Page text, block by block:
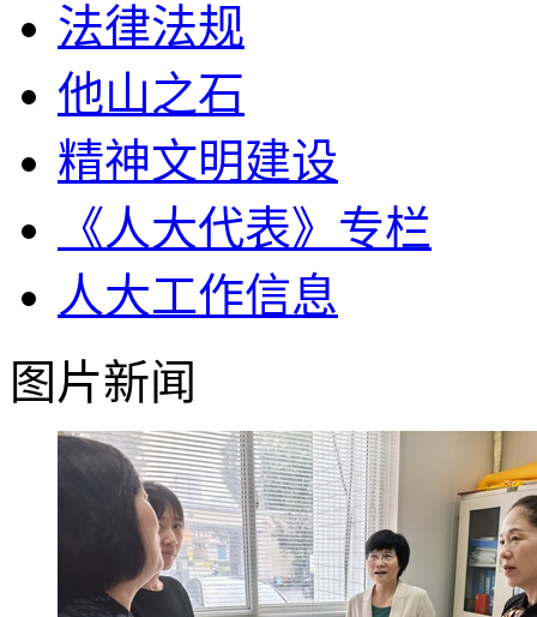
法律法规
他山之石
精神文明建设
《人大代表》专栏
人大工作信息
图片新闻